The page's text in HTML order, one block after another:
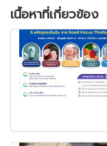
เนื้อหาที่เกี่ยวข้อง